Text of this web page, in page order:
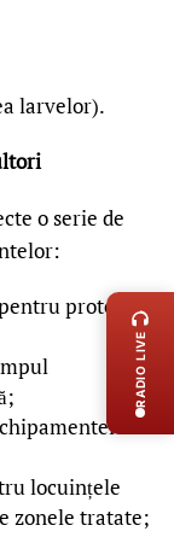
larvelor).
o serie de
protejarea
de
locuințele
zonele tratate;
RADIO LIVE